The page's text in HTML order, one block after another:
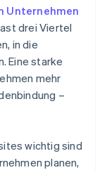
Website
von
Unternehmen
drei Viertel
in die
Eine starke
mehr
–
wichtig sind
planen,